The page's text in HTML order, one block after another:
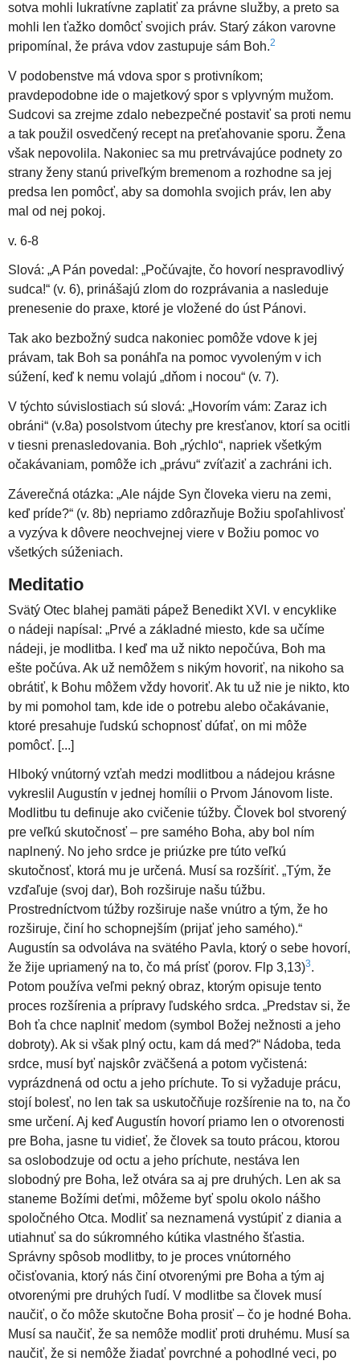
sotva mohli lukratívne zaplatiť za právne služby, a preto sa
mohli len ťažko domôcť svojich práv. Starý zákon varovne
pripomínal, že práva vdov zastupuje sám Boh.2
V podobenstve má vdova spor s protivníkom;
pravdepodobne ide o majetkový spor s vplyvným mužom.
Sudcovi sa zrejme zdalo nebezpečné postaviť sa proti nemu
a tak použil osvedčený recept na preťahovanie sporu. Žena
však nepovolila. Nakoniec sa mu pretrvávajúce podnety zo
strany ženy stanú priveľkým bremenom a rozhodne sa jej
predsa len pomôcť, aby sa domohla svojich práv, len aby
mal od nej pokoj.
v. 6-8
Slová: „A Pán povedal: „Počúvajte, čo hovorí nespravodlivý
sudca!“ (v. 6), prinášajú zlom do rozprávania a nasleduje
prenesenie do praxe, ktoré je vložené do úst Pánovi.
Tak ako bezbožný sudca nakoniec pomôže vdove k jej
právam, tak Boh sa ponáhľa na pomoc vyvoleným v ich
súžení, keď k nemu volajú „dňom i nocou“ (v. 7).
V týchto súvislostiach sú slová: „Hovorím vám: Zaraz ich
obráni“ (v.8a) posolstvom útechy pre kresťanov, ktorí sa ocitli
v tiesni prenasledovania. Boh „rýchlo“, napriek všetkým
očakávaniam, pomôže ich „právu“ zvíťaziť a zachráni ich.
Záverečná otázka: „Ale nájde Syn človeka vieru na zemi,
keď príde?“ (v. 8b) nepriamo zdôrazňuje Božiu spoľahlivosť
a vyzýva k dôvere neochvejnej viere v Božiu pomoc vo
všetkých súženiach.
Meditatio
Svätý Otec blahej pamäti pápež Benedikt XVI. v encyklike
o nádeji napísal: „Prvé a základné miesto, kde sa učíme
nádeji, je modlitba. I keď ma už nikto nepočúva, Boh ma
ešte počúva. Ak už nemôžem s nikým hovoriť, na nikoho sa
obrátiť, k Bohu môžem vždy hovoriť. Ak tu už nie je nikto, kto
by mi pomohol tam, kde ide o potrebu alebo očakávanie,
ktoré presahuje ľudskú schopnosť dúfať, on mi môže
pomôcť. [...]
Hlboký vnútorný vzťah medzi modlitbou a nádejou krásne
vykreslil Augustín v jednej homílii o Prvom Jánovom liste.
Modlitbu tu definuje ako cvičenie túžby. Človek bol stvorený
pre veľkú skutočnosť – pre samého Boha, aby bol ním
naplnený. No jeho srdce je priúzke pre túto veľkú
skutočnosť, ktorá mu je určená. Musí sa rozšíriť. „Tým, že
vzďaľuje (svoj dar), Boh rozširuje našu túžbu.
Prostredníctvom túžby rozširuje naše vnútro a tým, že ho
rozširuje, činí ho schopnejším (prijať jeho samého).“
Augustín sa odvoláva na svätého Pavla, ktorý o sebe hovorí,
že žije upriamený na to, čo má prísť (porov. Flp 3,13)3.
Potom používa veľmi pekný obraz, ktorým opisuje tento
proces rozšírenia a prípravy ľudského srdca. „Predstav si, že
Boh ťa chce naplniť medom (symbol Božej nežnosti a jeho
dobroty). Ak si však plný octu, kam dá med?“ Nádoba, teda
srdce, musí byť najskôr zväčšená a potom vyčistená:
vyprázdnená od octu a jeho príchute. To si vyžaduje prácu,
stojí bolesť, no len tak sa uskutočňuje rozšírenie na to, na čo
sme určení. Aj keď Augustín hovorí priamo len o otvorenosti
pre Boha, jasne tu vidieť, že človek sa touto prácou, ktorou
sa oslobodzuje od octu a jeho príchute, nestáva len
slobodný pre Boha, lež otvára sa aj pre druhých. Len ak sa
staneme Božími deťmi, môžeme byť spolu okolo nášho
spoločného Otca. Modliť sa neznamená vystúpiť z diania a
utiahnuť sa do súkromného kútika vlastného šťastia.
Správny spôsob modlitby, to je proces vnútorného
očisťovania, ktorý nás činí otvorenými pre Boha a tým aj
otvorenými pre druhých ľudí. V modlitbe sa človek musí
naučiť, o čo môže skutočne Boha prosiť – čo je hodné Boha.
Musí sa naučiť, že sa nemôže modliť proti druhému. Musí sa
naučiť, že si nemôže žiadať povrchné a pohodlné veci, po